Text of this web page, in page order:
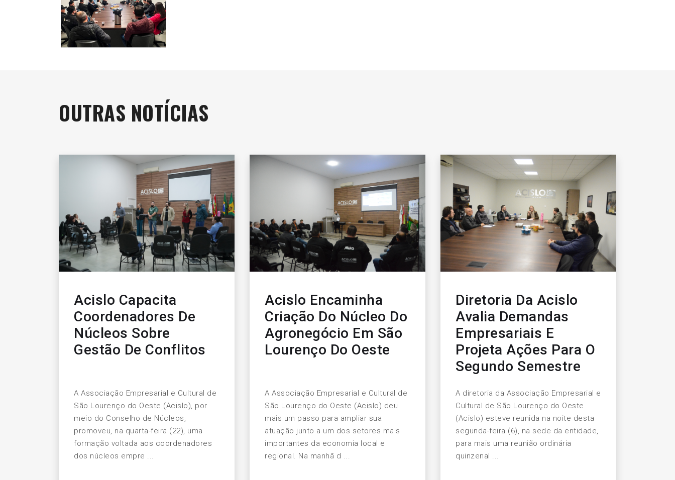
OUTRAS NOTÍCIAS
Acislo Capacita
Coordenadores De
Núcleos Sobre
Gestão De Conflitos
A Associação Empresarial e Cultural de
São Lourenço do Oeste (Acislo), por
meio do Conselho de Núcleos,
promoveu, na quarta-feira (22), uma
formação voltada aos coordenadores
dos núcleos empre ...
Acislo Encaminha
Criação Do Núcleo Do
Agronegócio Em São
Lourenço Do Oeste
A Associação Empresarial e Cultural de
São Lourenço do Oeste (Acislo) deu
mais um passo para ampliar sua
atuação junto a um dos setores mais
importantes da economia local e
regional. Na manhã d ...
Diretoria Da Acislo
Avalia Demandas
Empresariais E
Projeta Ações Para O
Segundo Semestre
A diretoria da Associação Empresarial e
Cultural de São Lourenço do Oeste
(Acislo) esteve reunida na noite desta
segunda-feira (6), na sede da entidade,
para mais uma reunião ordinária
quinzenal ...